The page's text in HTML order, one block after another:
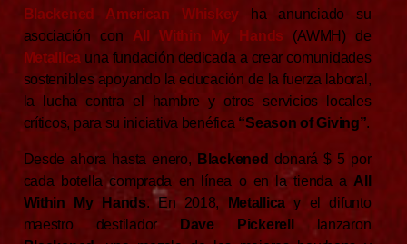
Blackened American Whiskey ha anunciado su
asociación con All Within My Hands (AWMH) de
Metallica una fundación dedicada a crear comunidades
sostenibles apoyando la educación de la fuerza laboral,
la lucha contra el hambre y otros servicios locales
críticos, para su iniciativa benéfica “Season of Giving”.
Desde ahora hasta enero, Blackened donará $ 5 por
cada botella comprada en línea o en la tienda aAll
Within My Hands. En 2018, Metallica y el difunto
maestro destilador
Dave Pickerell
lanzaron